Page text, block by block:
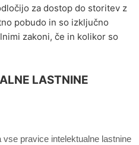
za dostop do storitev z
pobudo in so izključno
zakoni, če in kolikor so
LASTNINE
pravice intelektualne lastnine